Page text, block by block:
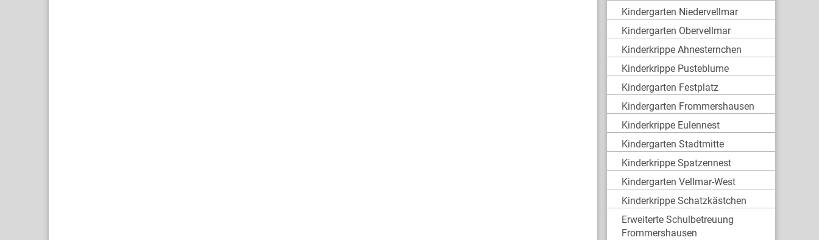
Kindergarten Niedervellmar
Kindergarten Obervellmar
Kinderkrippe Ahnesternchen
Kinderkrippe Pusteblume
Kindergarten Festplatz
Kindergarten Frommershausen
Kinderkrippe Eulennest
Kindergarten Stadtmitte
Kinderkrippe Spatzennest
Kindergarten Vellmar-West
Kinderkrippe Schatzkästchen
Erweiterte Schulbetreuung
Frommershausen